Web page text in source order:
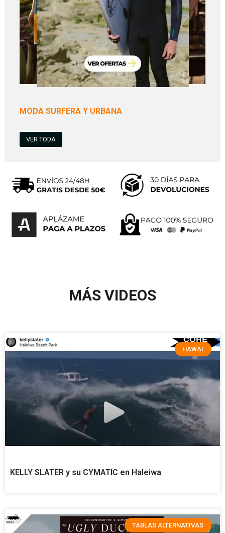
MODA SURFERA Y URBANA
VER TODA
MÁS VIDEOS
HAWAI
KELLY SLATER y su CYMATIC en Haleiwa
TABLAS ALTERNATIVAS